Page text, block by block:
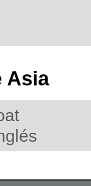
Asia